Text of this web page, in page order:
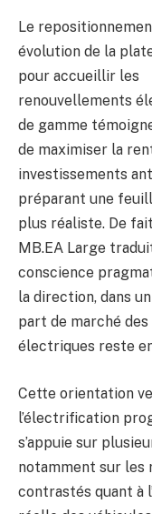
Le
évolution de la
pour accueillir les
renouvellements
de gamme
de maximiser la
investissements
préparant une
plus réaliste. De
MB.EA Large
conscience
la direction, dans
part de marché
électriques reste
Cette orientation
l’électrification
s’appuie sur
notamment sur les
contrastés quant à